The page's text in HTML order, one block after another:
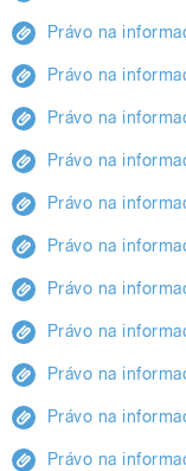
Právo na
Právo na
Právo na
Právo na
Právo na
Právo na
Právo na
Právo na
Právo na
Právo na
Právo na